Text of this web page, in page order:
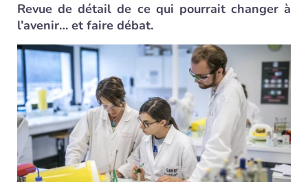
Revue de détail de ce qui pourrait changer à
l’avenir… et faire débat.